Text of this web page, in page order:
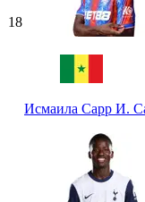
18
Исмаила Сарр И.